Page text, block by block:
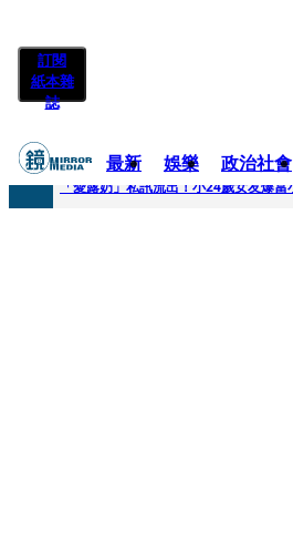
訂閱
紙本雜
誌
最新 娛樂 政治社會
快訊